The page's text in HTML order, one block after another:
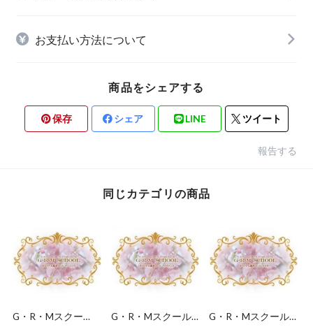
お支払い方法について
商品をシェアする
保存 シェア LINE ツイート
報告する
同じカテゴリの商品
G・R・Mスクー
G・R・Mスクール
G・R・Mスクール